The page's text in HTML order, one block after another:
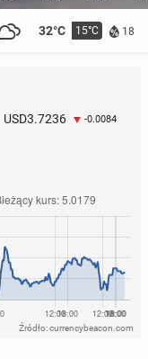
32°C 15°C 18
USD3.7236 -0.0084
Źródło: currencybeacon.com